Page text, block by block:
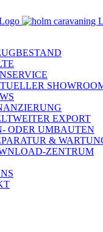
EXPORT
ODER UMBAUTEN
&
ZENTRUM